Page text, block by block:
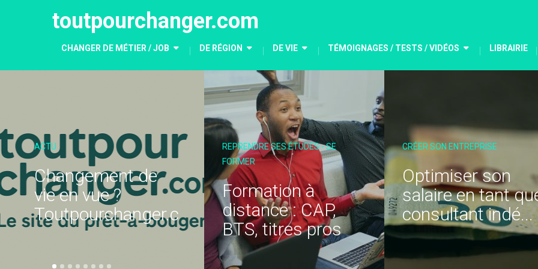
toutpourchanger.com
CHANGER DE MÉTIER / JOB DE RÉGION DE VIE TÉMOIGNAGES / TESTS / VIDÉOS LIBRAIRIE
REPRENDRE SES ÉTUDES - SE
FORMER
Formation à
distance : CAP,
BTS, titres pros
CRÉER SON ENTREPRISE
Optimiser son
salaire en tant que
consultant indé...
CHANGER DE MÉTIER - DE JOB
Comptabilité d’un
infirmier libéral :
faut-il ...